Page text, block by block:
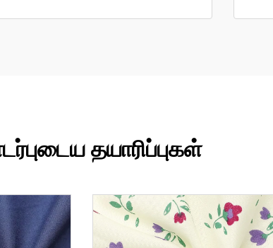
தயாரிப்புகள்